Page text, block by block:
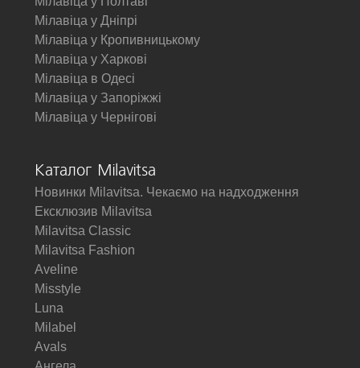
Мілавіца у Дніпрі
Мілавіца у Кропивницькому
Мілавіца у Харкові
Мілавіца в Одесі
Мілавіца у Запоріжжі
Мілавіца у Чернігові
Каталог Milavitsa
Новинки Milavitsa. Чекаємо на надходження
Ексклюзив Milavitsa
Milavitsa Classic
Milavitsa Fashion
Aveline
Misstyle
Luna
Milabel
Avals